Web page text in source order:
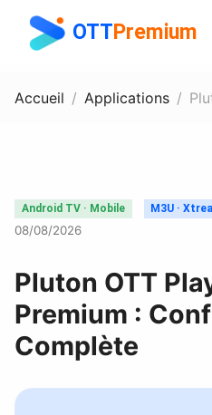
OTTPremium
Accueil Applications
Android TV · Mobile M3U ·
08/08/2026
Pluton OTT
Premium :
Complète